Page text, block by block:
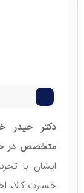
دکتر حیدر
متخصص در
ایشان با
خسارت کالا،